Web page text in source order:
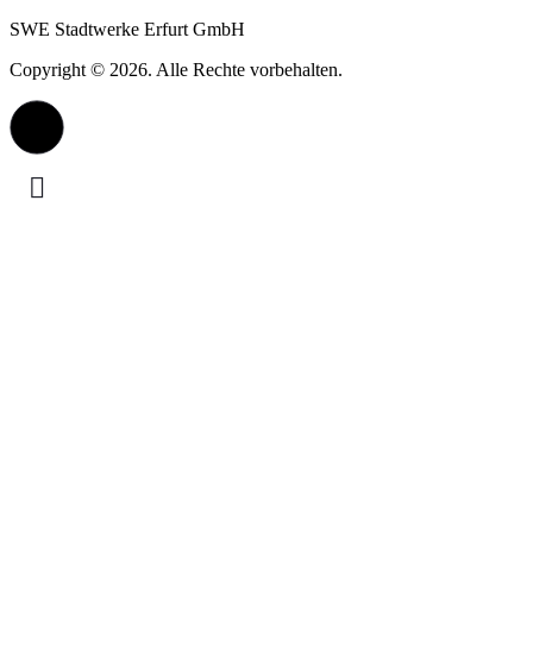
SWE Stadtwerke Erfurt GmbH
Copyright © 2026. Alle Rechte vorbehalten.